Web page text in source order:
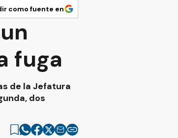
como fuente en
fuga
de la Jefatura
dos